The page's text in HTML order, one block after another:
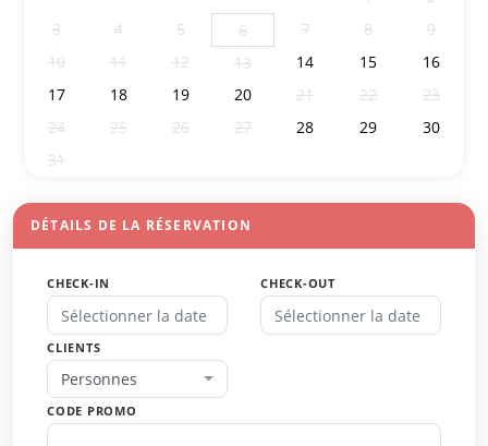
3
4 5 6 7 8
9
10
11 12 13 14 15
16
17
18 19 20 21 22
23
24
25 26 27 28 29
30
31
DÉTAILS DE LA RÉSERVATION
CHECK-IN CHECK-OUT
CLIENTS
Personnes
CODE PROMO